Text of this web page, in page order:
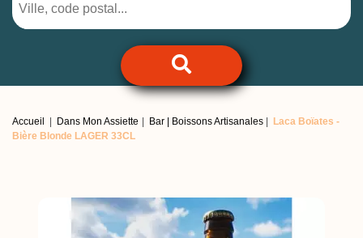
Accueil Dans Mon Assiette Bar | Boissons Artisanales
Laca Boïates -
Bière Blonde LAGER 33CL